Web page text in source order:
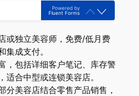
Powered by
Fluent Forms
或独立美容师，免费/低月费
集成支付。
，包括详细客户笔记、库存警
适合中型或连锁美容店。
分美容店结合零售产品销售，